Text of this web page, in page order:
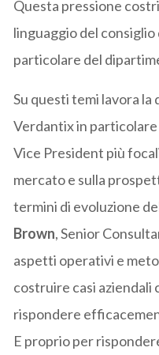
Questa pressione
linguaggio del
particolare del
Su questi temi lavora la
Verdantix in
Vice President più
mercato e sulla
termini di evoluzione
Brown, Senior
aspetti operativi e
costruire casi aziendali
rispondere
E proprio per